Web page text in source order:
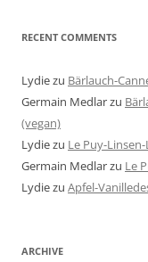
RECENT COMMENTS
Lydiezu Bärlauch-
Germain Medlarzu
(vegan)
Lydiezu Le Puy-
Germain Medlarzu Le
Lydiezu Apfel-
ARCHIVE